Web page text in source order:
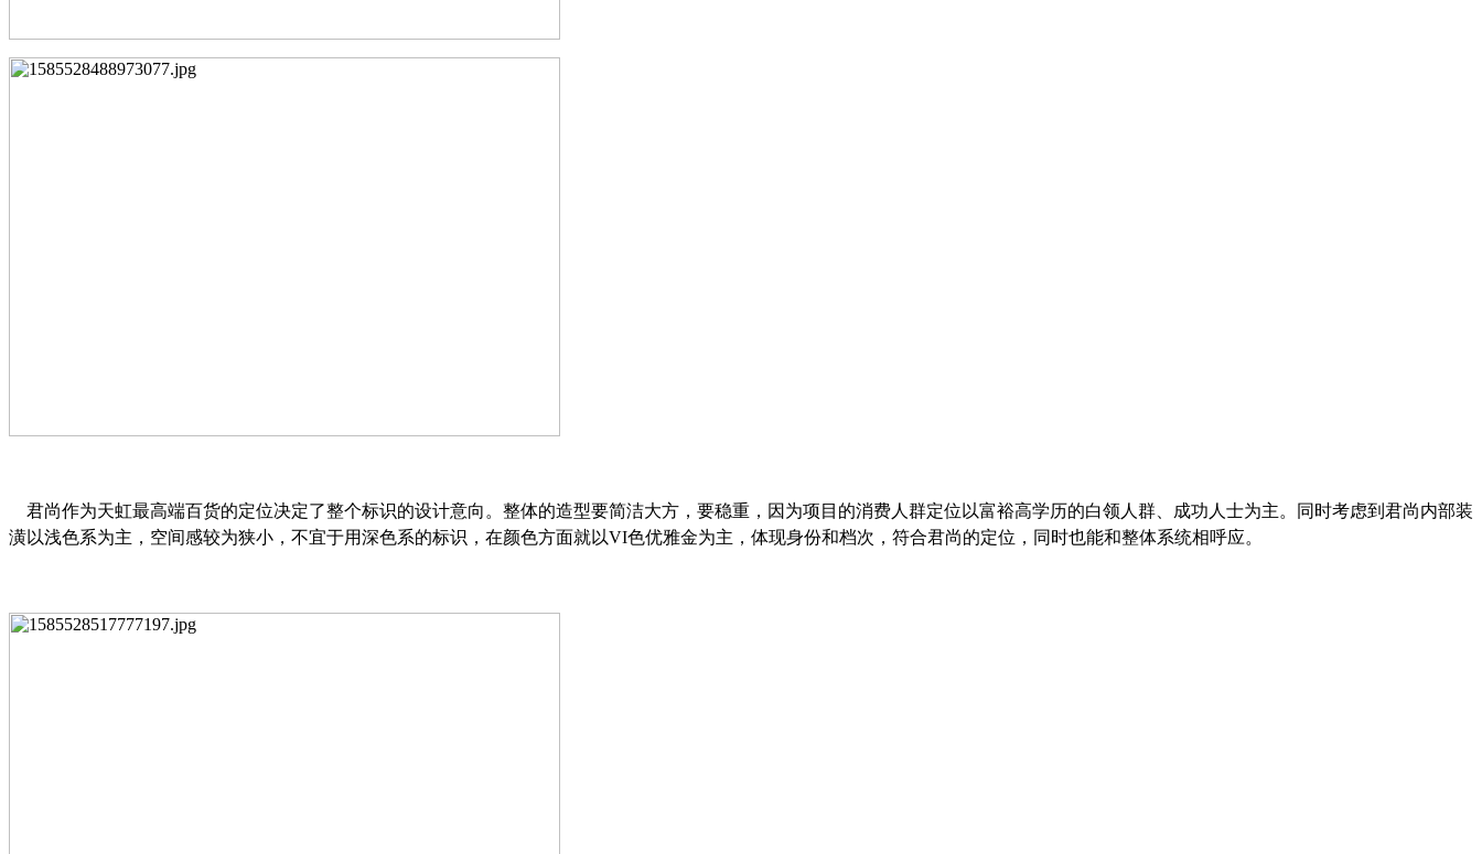
君尚作为天虹最高端百货的定位决定了整个标识的设计意向。整体的造型要简洁大方，要稳重，因为项目的消费人群定位以富裕高学历的白领人群、成功人士为主。同时考虑到君尚内部装
潢以浅色系为主，空间感较为狭小，不宜于用深色系的标识，在颜色方面就以VI色优雅金为主，体现身份和档次，符合君尚的定位，同时也能和整体系统相呼应。